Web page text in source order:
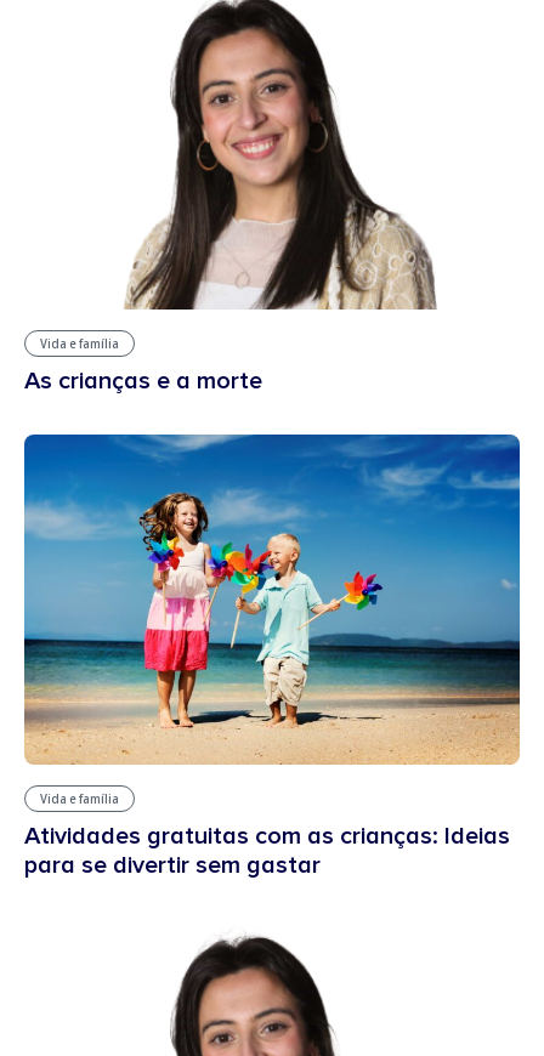
Vida e família
As crianças e a morte
Vida e família
Atividades gratuitas com as crianças: Ideias
para se divertir sem gastar